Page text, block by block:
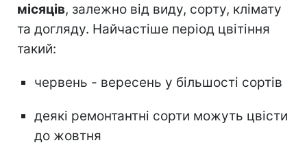
місяців, залежно від виду, сорту, клімату
та догляду. Найчастіше період цвітіння
такий:
червень - вересень у більшості сортів
деякі ремонтантні сорти можуть цвісти
до жовтня